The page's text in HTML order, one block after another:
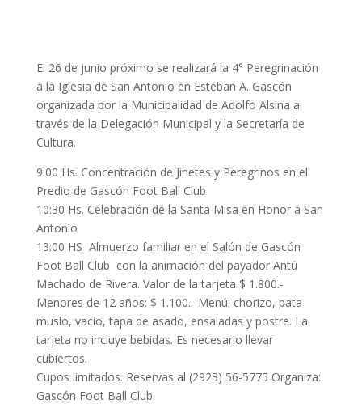
El 26 de junio próximo se realizará la 4° Peregrinación
a la Iglesia de San Antonio en Esteban A. Gascón
organizada por la Municipalidad de Adolfo Alsina a
través de la Delegación Municipal y la Secretaría de
Cultura.
9:00 Hs. Concentración de Jinetes y Peregrinos en el
Predio de Gascón Foot Ball Club
10:30 Hs. Celebración de la Santa Misa en Honor a San
Antonio
13:00 HS Almuerzo familiar en el Salón de Gascón
Foot Ball Club con la animación del payador Antú
Machado de Rivera. Valor de la tarjeta $ 1.800.-
Menores de 12 años: $ 1.100.- Menú: chorizo, pata
muslo, vacío, tapa de asado, ensaladas y postre. La
tarjeta no incluye bebidas. Es necesario llevar
cubiertos.
Cupos limitados. Reservas al (2923) 56-5775 Organiza:
Gascón Foot Ball Club.